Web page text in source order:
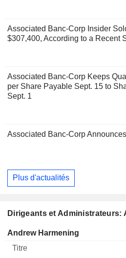
Associated Banc-Corp Insider
$307,400, According to a Recent
Associated Banc-Corp Keeps
per Share Payable Sept. 15 to
Sept. 1
Associated Banc-Corp
Plus d'actualités
Dirigeants et Administrateurs:
Dirigeant Titre Age
Andrew Harmening